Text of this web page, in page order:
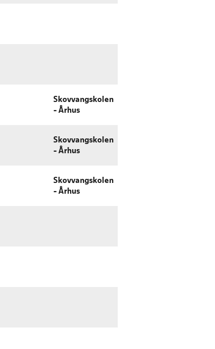
Skovvangskolen
- Århus
Skovvangskolen
- Århus
Skovvangskolen
- Århus